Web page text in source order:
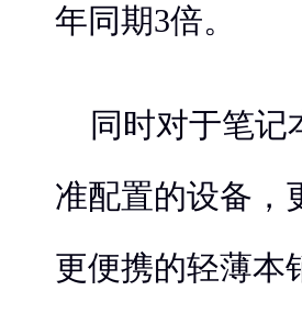
年同期3倍。
同时对于笔记
准配置的设备，
更便携的轻薄本